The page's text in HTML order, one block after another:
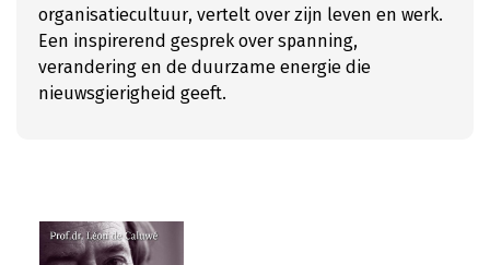
organisatiecultuur, vertelt over zijn leven en werk.
Een inspirerend gesprek over spanning,
verandering en de duurzame energie die
nieuwsgierigheid geeft.